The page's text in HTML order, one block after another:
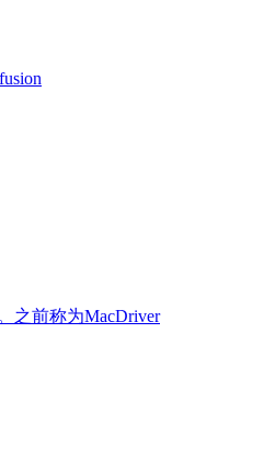
之前称为MacDriver